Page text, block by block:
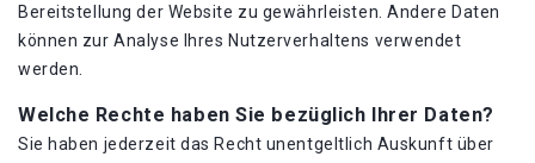
Bereitstellung der Website zu gewährleisten. Andere Daten
können zur Analyse Ihres Nutzerverhaltens verwendet
werden.
Welche Rechte haben Sie bezüglich Ihrer Daten?
Sie haben jederzeit das Recht unentgeltlich Auskunft über